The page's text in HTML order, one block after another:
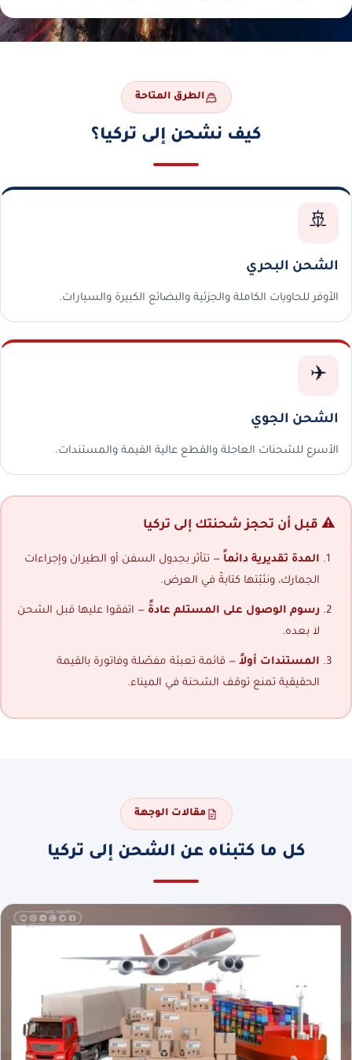
الطرق المتاحة
كيف نشحن إلى تركيا؟
🚢
الشحن البحري
الأوفر للحاويات الكاملة والجزئية والبضائع الكبيرة والسيارات.
✈️
الشحن الجوي
الأسرع للشحنات العاجلة والقطع عالية القيمة والمستندات.
⚠️ قبل أن تحجز شحنتك إلى تركيا
المدة تقديرية دائماً — تتأثر بجدول السفن أو الطيران وإجراءات
الجمارك، ونثبّتها كتابةً في العرض.
رسوم الوصول على المستلم عادةً — اتفقوا عليها قبل الشحن
لا بعده.
المستندات أولاً — قائمة تعبئة مفصّلة وفاتورة بالقيمة
الحقيقية تمنع توقف الشحنة في الميناء.
مقالات الوجهة
كل ما كتبناه عن الشحن إلى تركيا